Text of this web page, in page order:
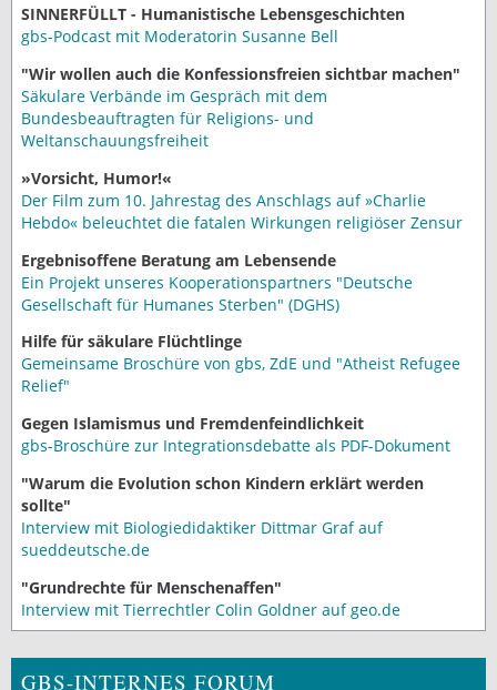
SINNERFÜLLT - Humanistische Lebensgeschichten
gbs-Podcast mit Moderatorin Susanne Bell
"Wir wollen auch die Konfessionsfreien sichtbar machen"
Säkulare Verbände im Gespräch mit dem
Bundesbeauftragten für Religions- und
Weltanschauungsfreiheit
»Vorsicht, Humor!«
Der Film zum 10. Jahrestag des Anschlags auf »Charlie
Hebdo« beleuchtet die fatalen Wirkungen religiöser Zensur
Ergebnisoffene Beratung am Lebensende
Ein Projekt unseres Kooperationspartners "Deutsche
Gesellschaft für Humanes Sterben" (DGHS)
Hilfe für säkulare Flüchtlinge
Gemeinsame Broschüre von gbs, ZdE und "Atheist Refugee
Relief"
Gegen Islamismus und Fremdenfeindlichkeit
gbs-Broschüre zur Integrationsdebatte als PDF-Dokument
"Warum die Evolution schon Kindern erklärt werden
sollte"
Interview mit Biologiedidaktiker Dittmar Graf auf
sueddeutsche.de
"Grundrechte für Menschenaffen"
Interview mit Tierrechtler Colin Goldner auf geo.de
GBS-INTERNES FORUM